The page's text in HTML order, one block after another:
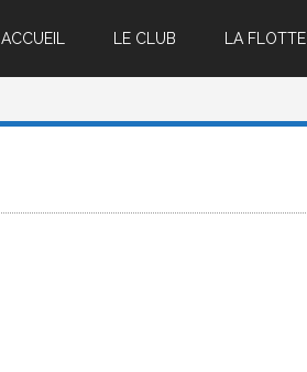
ACCUEIL LE CLUB LA FLOTTE